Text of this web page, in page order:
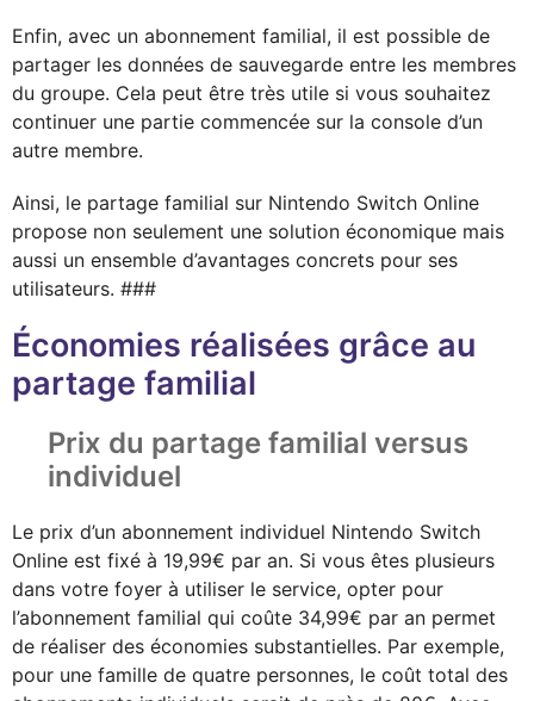
Enfin, avec un abonnement familial, il est possible de
partager les données de sauvegarde entre les membres
du groupe. Cela peut être très utile si vous souhaitez
continuer une partie commencée sur la console d’un
autre membre.
Ainsi, le partage familial sur Nintendo Switch Online
propose non seulement une solution économique mais
aussi un ensemble d’avantages concrets pour ses
utilisateurs. ###
Économies réalisées grâce au
partage familial
Prix du partage familial versus
individuel
Le prix d’un abonnement individuel Nintendo Switch
Online est fixé à 19,99€ par an. Si vous êtes plusieurs
dans votre foyer à utiliser le service, opter pour
l’abonnement familial qui coûte 34,99€ par an permet
de réaliser des économies substantielles. Par exemple,
pour une famille de quatre personnes, le coût total des